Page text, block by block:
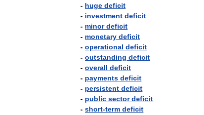
- huge deficit
- investment deficit
- minor deficit
- monetary deficit
- operational deficit
- outstanding deficit
- overall deficit
- payments deficit
- persistent deficit
- public sector deficit
- short-term deficit